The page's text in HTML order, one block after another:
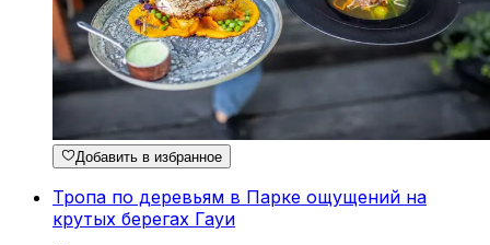
Добавить в избранное
Тропа по деревьям в Парке ощущений на
крутых берегах Гауи